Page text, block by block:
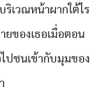
ริเวณหน้าผากใต้ไร
ยของเธอเมื่อตอน
ปชนเข้ากับมุมของ